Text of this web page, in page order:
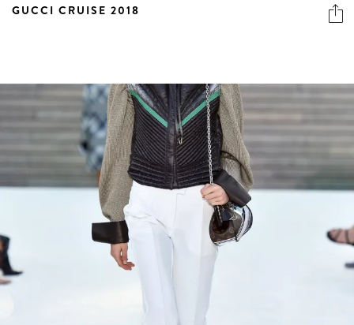
GUCCI CRUISE 2018